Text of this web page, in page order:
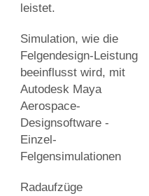
leistet.
Simulation, wie die
Felgendesign-Leistung
beeinflusst wird, mit
Autodesk Maya
Aerospace-
Designsoftware -
Einzel-
Felgensimulationen
Radaufzüge